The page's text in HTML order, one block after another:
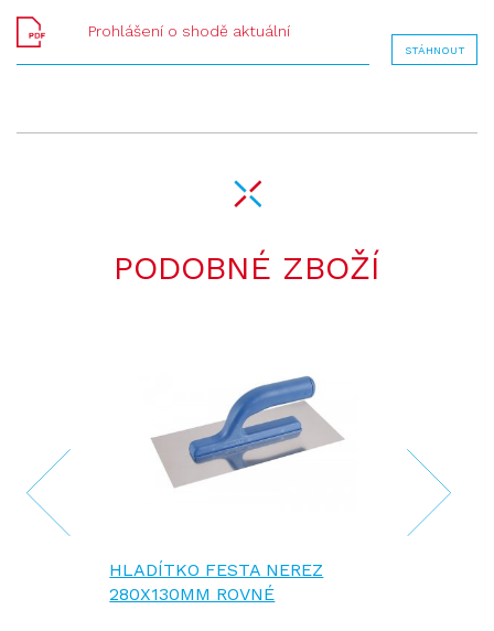
Prohlášení o shodě aktuální
STÁHNOUT
PODOBNÉ ZBOŽÍ
HLADÍTKO FESTA NEREZ
280X130MM ROVNÉ